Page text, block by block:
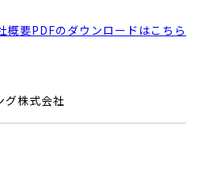
概要PDFのダウンロードはこちら
グ株式会社